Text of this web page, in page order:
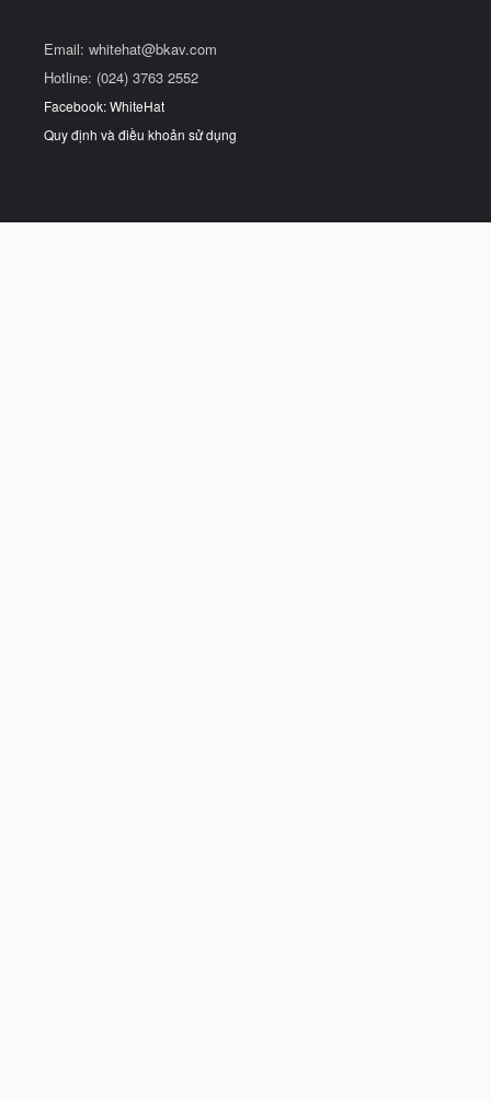
Email: whitehat@bkav.com
Hotline: (024) 3763 2552
Facebook: WhiteHat
Quy định và điều khoản sử dụng